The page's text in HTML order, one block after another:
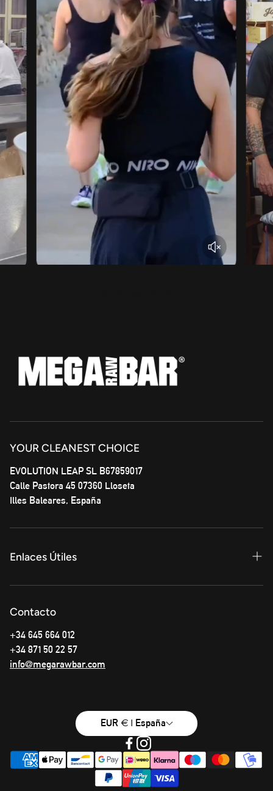
YOUR CLEANEST CHOICE
EVOLUTION LEAP SL B67859017
Calle Pastora 45 07360 Lloseta
Illes Baleares, España
Enlaces Útiles
Info Envíos
Contacto
+34 645 664 012
+34 871 50 22 57
info@megarawbar.com
EUR € | España